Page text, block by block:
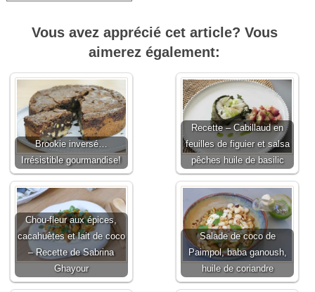
Vous avez apprécié cet article? Vous
aimerez également:
Brookie inversé…
Irrésistible gourmandise!
Recette – Cabillaud en
feuilles de figuier et salsa
pêches huile de basilic
Chou-fleur aux épices,
cacahuètes et lait de coco
– Recette de Sabrina
Ghayour
Salade de coco de
Paimpol, baba ganoush,
huile de coriandre